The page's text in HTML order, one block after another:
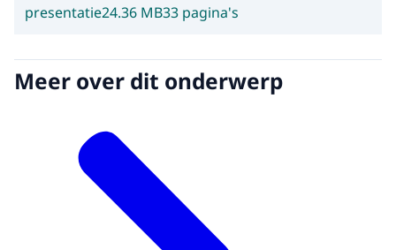
presentatie24.36 MB33 pagina's
Meer over dit onderwerp